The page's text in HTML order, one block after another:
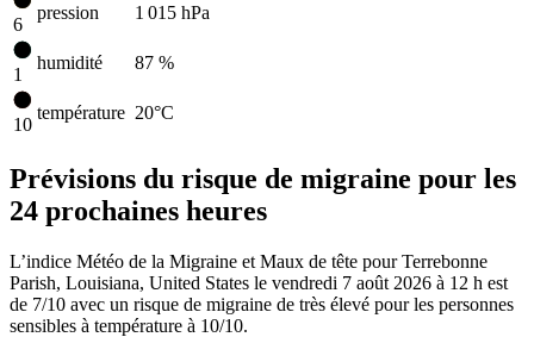
6
pression 1 015 hPa
1
humidité 87 %
10
température 20°C
Prévisions du risque de migraine pour les
24 prochaines heures
L’indice Météo de la Migraine et Maux de tête pour Terrebonne
Parish, Louisiana, United States le vendredi 7 août 2026 à 12 h est
de 7/10 avec un risque de migraine de très élevé pour les personnes
sensibles à température à 10/10.